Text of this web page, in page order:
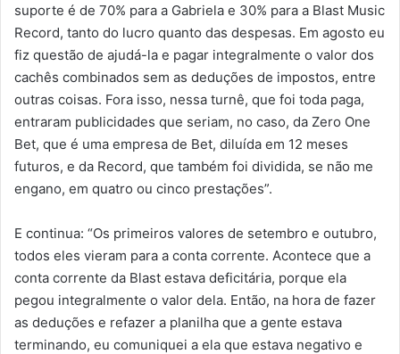
suporte é de 70% para a Gabriela e 30% para a Blast Music
Record, tanto do lucro quanto das despesas. Em agosto eu
fiz questão de ajudá-la e pagar integralmente o valor dos
cachês combinados sem as deduções de impostos, entre
outras coisas. Fora isso, nessa turnê, que foi toda paga,
entraram publicidades que seriam, no caso, da Zero One
Bet, que é uma empresa de Bet, diluída em 12 meses
futuros, e da Record, que também foi dividida, se não me
engano, em quatro ou cinco prestações”.
E continua: “Os primeiros valores de setembro e outubro,
todos eles vieram para a conta corrente. Acontece que a
conta corrente da Blast estava deficitária, porque ela
pegou integralmente o valor dela. Então, na hora de fazer
as deduções e refazer a planilha que a gente estava
terminando, eu comuniquei a ela que estava negativo e